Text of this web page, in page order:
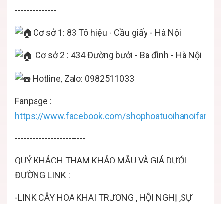
--------------
Cơ sở 1: 83 Tô hiệu - Cầu giấy - Hà Nội
Cơ sở 2 : 434 Đường bưởi - Ba đình - Hà Nội
Hotline, Zalo: 0982511033
Fanpage :
https://www.facebook.com/
------------------------
QUÝ KHÁCH THAM KHẢO MẪU VÀ GIÁ DƯỚI
ĐƯỜNG LINK :
-LINK CÂY HOA KHAI TRƯƠNG , HỘI NGHỊ ,SỰ